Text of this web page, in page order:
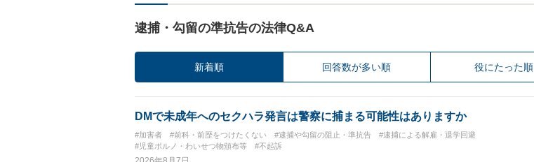
逮捕・勾留の準抗告の法律Q&A
新着順 回答数が多い順 役にたった順
DMで未成年へのセクハラ発言は警察に捕まる可能性はありますか
#加害者 #前科・前歴をつけたくない #逮捕や勾留の阻止・準抗告
#逮捕による解雇・退学回避
#児童ポルノ・わいせつ物頒布等
#不起訴